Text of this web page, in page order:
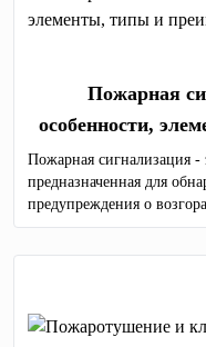
Пожарная
особенности,
Пожарная сигнализация -
предназначенная для
предупреждения о